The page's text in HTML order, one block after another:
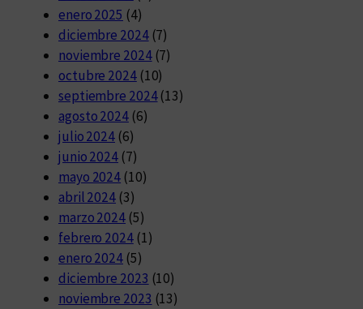
enero 2025 (4)
diciembre 2024(7)
noviembre 2024(7)
octubre 2024(10)
septiembre 2024(13)
agosto 2024(6)
julio 2024 (6)
junio 2024 (7)
mayo 2024 (10)
abril 2024 (3)
marzo 2024 (5)
febrero 2024(1)
enero 2024 (5)
diciembre 2023 (10)
noviembre 2023 (13)